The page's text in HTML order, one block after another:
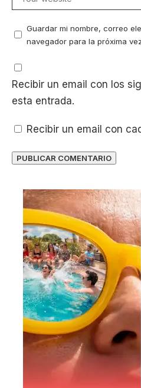
Guardar mi nombre, correo
navegador para la próxima
Recibir un email con los
esta entrada.
Recibir un email con